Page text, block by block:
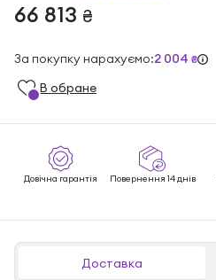
66 813 ₴
За покупку нарахуємо:2 004 ₴
В обране
Довічна гарантія Повернення 14 днів
Доставка